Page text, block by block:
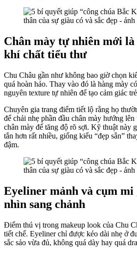
Chân mày tự nhiên mới là
khí chất tiểu thư
Chu Châu gần như không bao giờ chọn
quá hoàn hảo. Thay vào đó là hàng mày
nguyên texture tự nhiên để tạo cảm giác
Chuyên gia trang điểm tiết lộ rằng họ
để chải nhẹ phần đầu chân mày hướng lên
chân mày để tăng độ rõ sợi. Kỹ thuật này
tắn hơn rất nhiều, giống kiểu “đẹp sẵn”
đậm.
Eyeliner mảnh và cụm mi
nhìn sang chảnh
Điểm thú vị trong makeup look của Chu
tiết chế. Eyeliner chỉ được kéo dài nhẹ ở
sắc sảo vừa đủ, không quá dày hay quá